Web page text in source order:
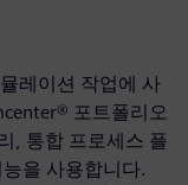
레이션 작업에 사
포트폴리오
, 통합 프로세스 플
을 사용합니다.